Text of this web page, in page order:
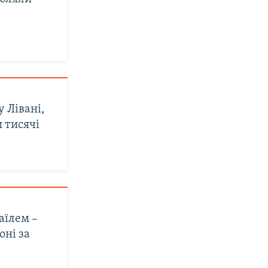
Лівані,
–
за